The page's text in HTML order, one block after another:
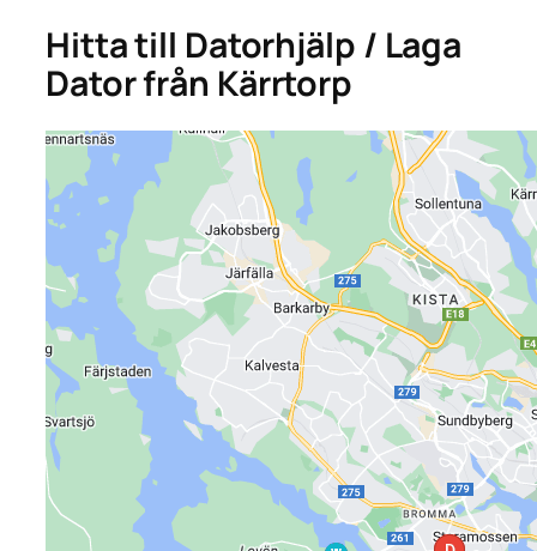
Hitta till Datorhjälp / Laga
Dator från Kärrtorp